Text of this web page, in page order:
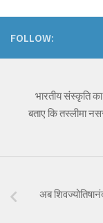
FOLLOW:
भारतीय संस्कृति
बताए कि तस्लीमा
अब